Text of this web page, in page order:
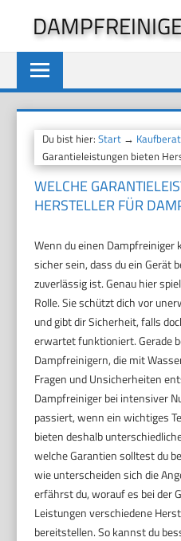
springen
Du bist hier:Start →
Garantieleistungen bieten
WELCHE
HERSTELLER FÜR
Wenn du einen
sicher sein, dass du ein Gerät
zuverlässig ist. Genau hier
Rolle. Sie schützt dich vor
und gibt dir Sicherheit, falls
erwartet funktioniert. Gerade
Dampfreinigern, die mit
Fragen und Unsicherheiten
Dampfreiniger bei intensiver
passiert, wenn ein wichtiges
bieten deshalb
welche Garantien solltest du
wie unterscheiden sich die
erfährst du, worauf es bei der
Leistungen verschiedene
bereitstellen. So kannst du